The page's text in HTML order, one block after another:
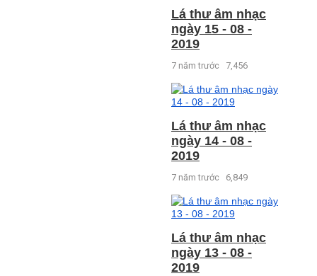
Lá thư âm nhạc
ngày 15 - 08 -
2019
7 năm trước 7,456
Lá thư âm nhạc
ngày 14 - 08 -
2019
7 năm trước 6,849
Lá thư âm nhạc
ngày 13 - 08 -
2019